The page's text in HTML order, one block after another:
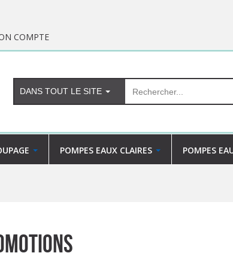
COMPTE
DANS TOUT LE SITE
POMPES EAUX CLAIRES POMPES